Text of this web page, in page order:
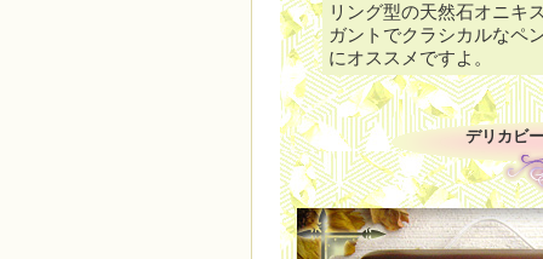
リング型の天然石オニキ
ガントでクラシカルなペ
にオススメですよ。
デリカビ